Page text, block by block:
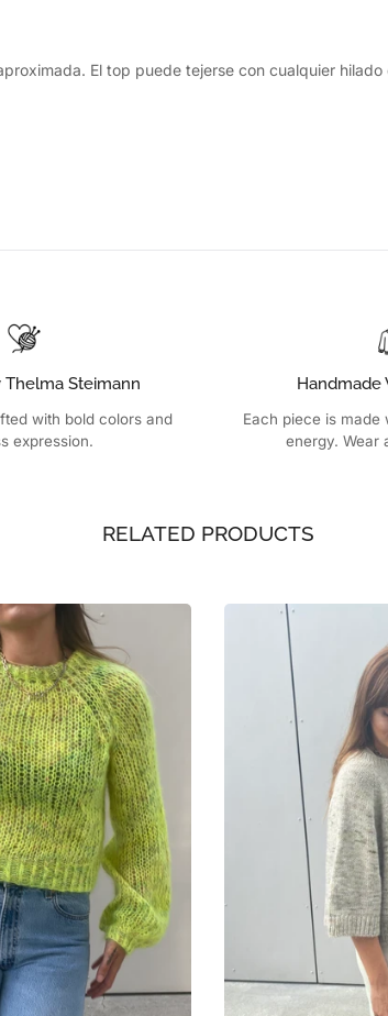
El top puede tejerse con cualquier
Thelma Steimann
with bold colors and
expression.
Handmade
Each piece is
energy. Wear
RELATED PRODUCTS